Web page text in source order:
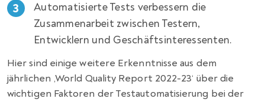
Automatisierte Tests verbessern die
Zusammenarbeit zwischen Testern,
Entwicklern und Geschäftsinteressenten.
Hier sind einige weitere Erkenntnisse aus dem
jährlichen ‚World Quality Report 2022-23‘ über die
wichtigen Faktoren der Testautomatisierung bei der